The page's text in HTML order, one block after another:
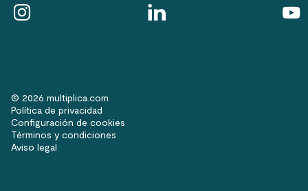
© 2026 multiplica.com
Política de privacidad
Configuración de cookies
Términos y condiciones
Aviso legal